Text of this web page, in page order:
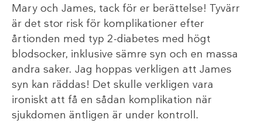
Mary och James, tack för er berättelse! Tyvärr
är det stor risk för komplikationer efter
årtionden med typ 2-diabetes med högt
blodsocker, inklusive sämre syn och en massa
andra saker. Jag hoppas verkligen att James
syn kan räddas! Det skulle verkligen vara
ironiskt att få en sådan komplikation när
sjukdomen äntligen är under kontroll.